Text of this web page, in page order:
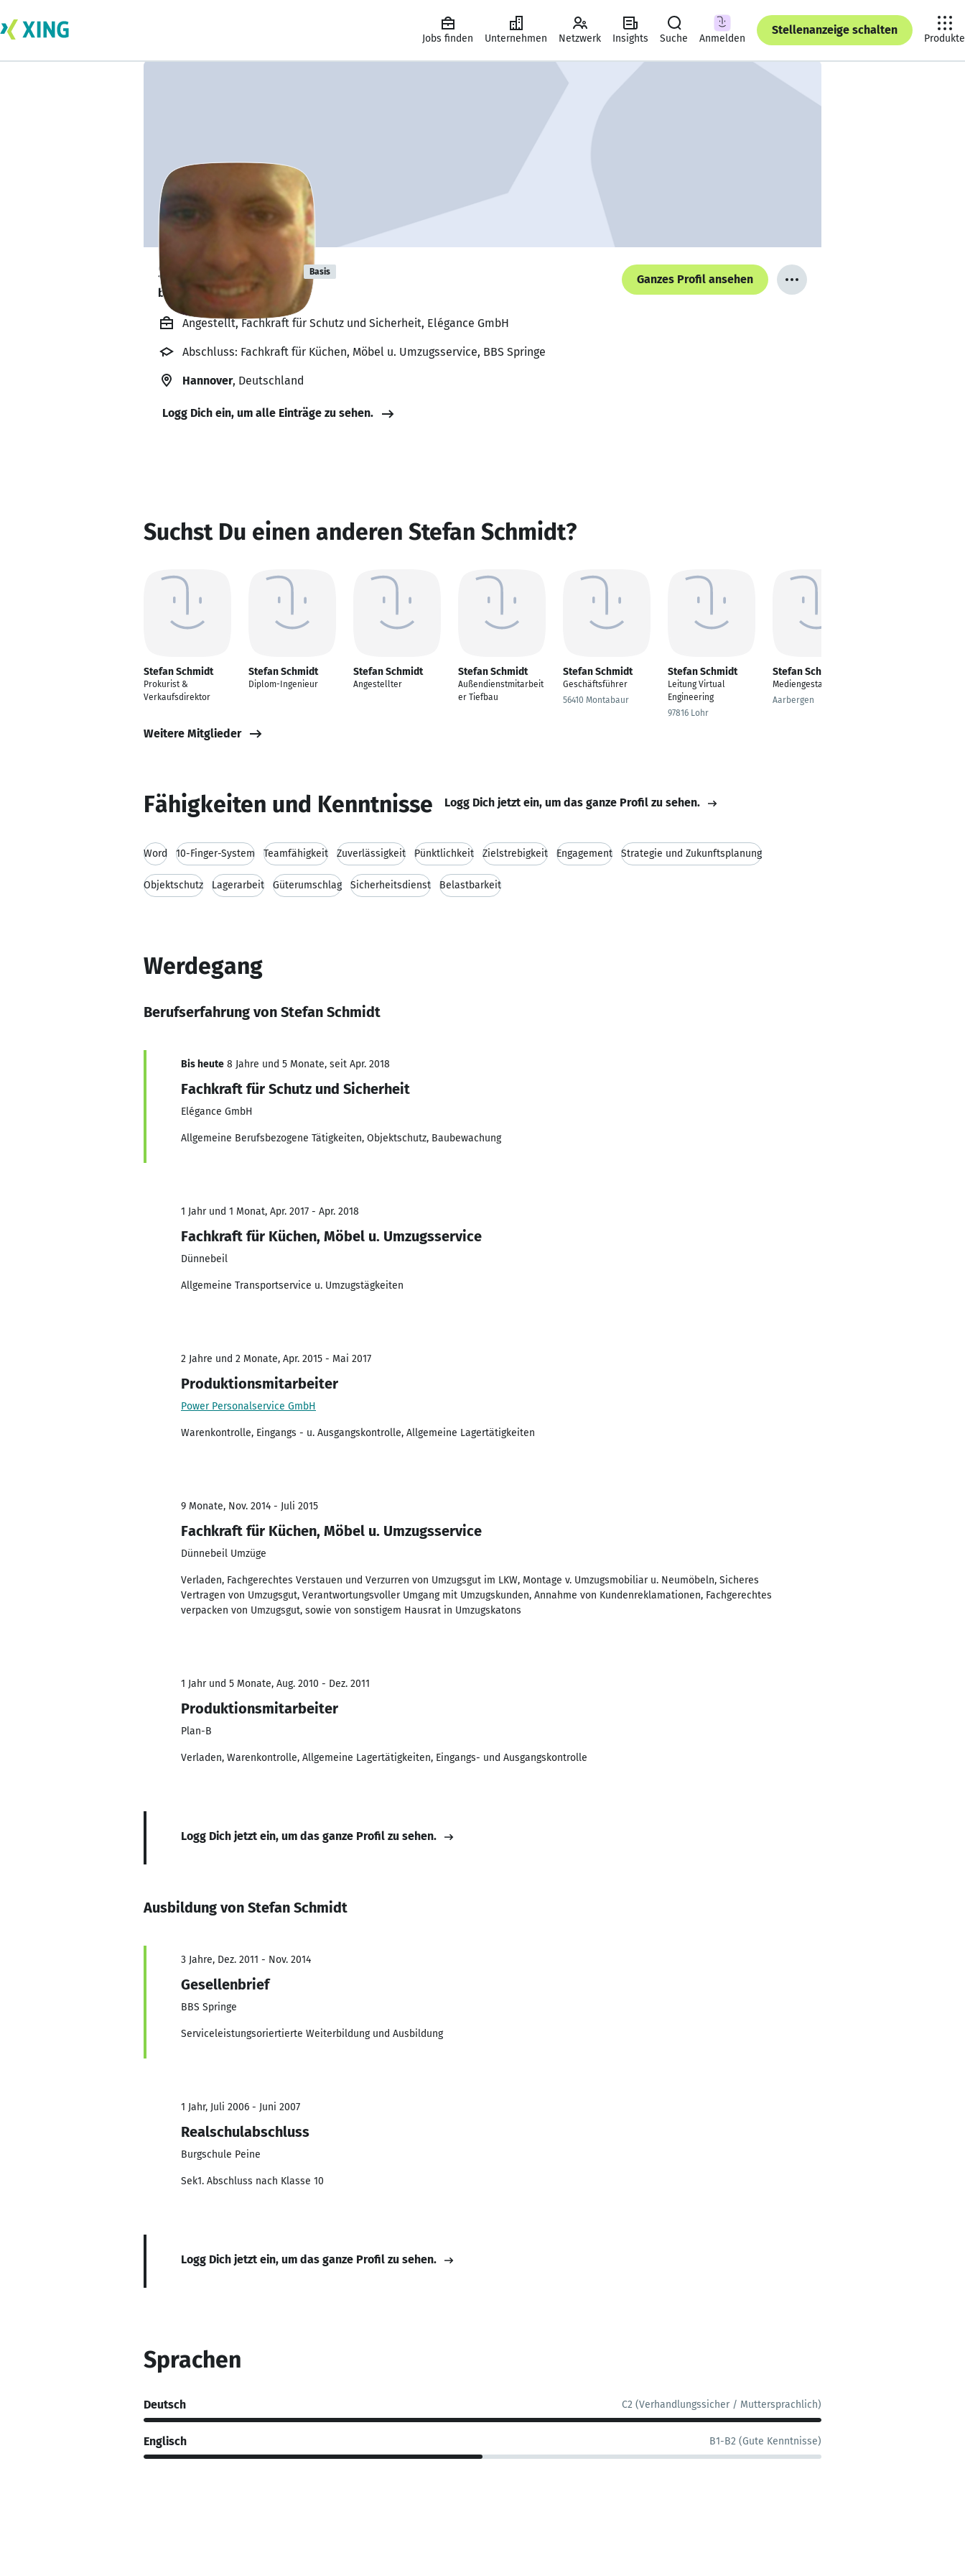
Jobs finden Unternehmen Netzwerk Insights Suche Anmelden
Stellenanzeige schalten
Produkte
Stefan Schmidt Basis
bildet sich zurzeit weiter. 🎓
Ganzes Profil ansehen
Angestellt, Fachkraft für Schutz und Sicherheit, Elégance GmbH
Abschluss: Fachkraft für Küchen, Möbel u. Umzugsservice, BBS Springe
Hannover, Deutschland
Logg Dich ein, um alle Einträge zu sehen.
Suchst Du einen anderen Stefan Schmidt?
Stefan Schmidt
Prokurist &
Verkaufsdirektor
Stefan Schmidt
Diplom-Ingenieur
Stefan Schmidt
Angestellter
Stefan Schmidt
Außendienstmitarbeit
er Tiefbau
Stefan Schmidt
Geschäftsführer
56410 Montabaur
Stefan Schmidt
Leitung Virtual
Engineering
97816 Lohr
Stefan Schmidt
Mediengestalter
Aarbergen
Weitere Mitglieder
Fähigkeiten und Kenntnisse Logg Dich jetzt ein, um das ganze Profil zu sehen.
Word 10-Finger-System Teamfähigkeit Zuverlässigkeit Pünktlichkeit Zielstrebigkeit Engagement Strategie und Zukunftsplanung
Objektschutz Lagerarbeit Güterumschlag Sicherheitsdienst Belastbarkeit
Werdegang
Berufserfahrung von Stefan Schmidt
Bis heute 8 Jahre und 5 Monate, seit Apr. 2018
Fachkraft für Schutz und Sicherheit
Elégance GmbH
Allgemeine Berufsbezogene Tätigkeiten, Objektschutz, Baubewachung
1 Jahr und 1 Monat, Apr. 2017 - Apr. 2018
Fachkraft für Küchen, Möbel u. Umzugsservice
Dünnebeil
Allgemeine Transportservice u. Umzugstägkeiten
2 Jahre und 2 Monate, Apr. 2015 - Mai 2017
Produktionsmitarbeiter
Power Personalservice GmbH
Warenkontrolle, Eingangs - u. Ausgangskontrolle, Allgemeine Lagertätigkeiten
9 Monate, Nov. 2014 - Juli 2015
Fachkraft für Küchen, Möbel u. Umzugsservice
Dünnebeil Umzüge
Verladen, Fachgerechtes Verstauen und Verzurren von Umzugsgut im LKW, Montage v. Umzugsmobiliar u. Neumöbeln, Sicheres
Vertragen von Umzugsgut, Verantwortungsvoller Umgang mit Umzugskunden, Annahme von Kundenreklamationen, Fachgerechtes
verpacken von Umzugsgut, sowie von sonstigem Hausrat in Umzugskatons
1 Jahr und 5 Monate, Aug. 2010 - Dez. 2011
Produktionsmitarbeiter
Plan-B
Verladen, Warenkontrolle, Allgemeine Lagertätigkeiten, Eingangs- und Ausgangskontrolle
Logg Dich jetzt ein, um das ganze Profil zu sehen.
Ausbildung von Stefan Schmidt
3 Jahre, Dez. 2011 - Nov. 2014
Gesellenbrief
BBS Springe
Serviceleistungsoriertierte Weiterbildung und Ausbildung
1 Jahr, Juli 2006 - Juni 2007
Realschulabschluss
Burgschule Peine
Sek1. Abschluss nach Klasse 10
Logg Dich jetzt ein, um das ganze Profil zu sehen.
Sprachen
Deutsch C2 (Verhandlungssicher / Muttersprachlich)
Englisch B1-B2 (Gute Kenntnisse)